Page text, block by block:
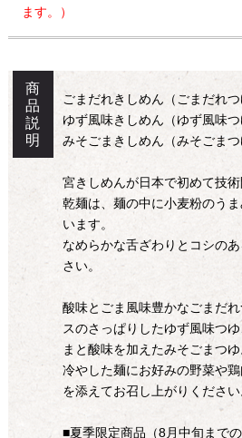
ます。）
商
品
説
明
ごまだれきしめん（ごまだれ
ゆず風味きしめん（ゆず風味
みそごまきしめん（みそごま
宮きしめんが日本で初めて技
乾麺は、麺の中に小麦粉のう
います。
なめらかな舌ざわりとコシの
さい。
酸味とごま風味豊かなごまだ
スのさっぱりしたゆず風味つ
まと酸味を加えたみそごまつゆ
冷やした麺にお好みの野菜や
を添えてお召し上がりください
■夏季限定商品（8月中旬までの